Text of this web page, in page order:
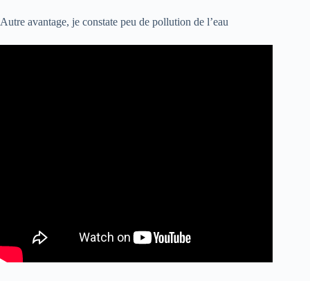
Autre avantage, je constate peu de pollution de l’eau